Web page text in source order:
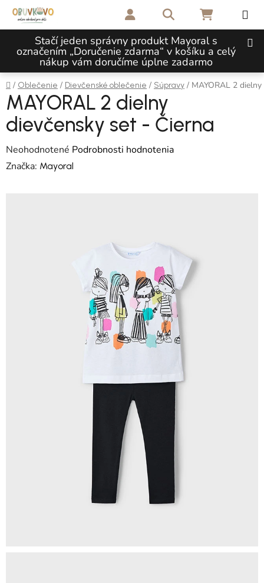
Prejsť na obsah
Stačí jeden správny produkt Mayoral s
označením „Doručenie zdarma“ v košíku a celý
nákup vám doručíme úplne zadarmo
Hľadať NÁKUPNÝ
Domov
/ Oblečenie / Dievčenské oblečenie / Súpravy / MAYORAL 2
MAYORAL 2 dielny
dievčensky set - Čierna
Priemerné hodnotenie produktu je 0,0 z 5 hviezdičiek.
Neohodnotené Podrobnosti hodnotenia
Značka: Mayoral